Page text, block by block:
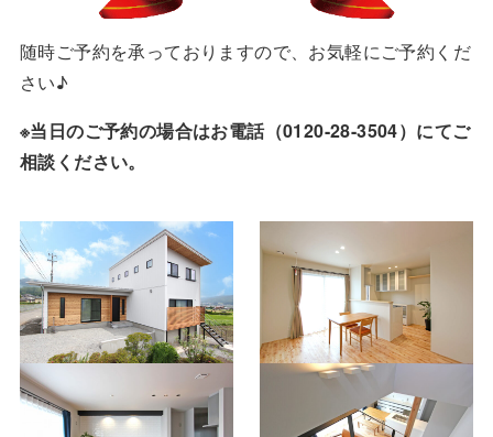
随時ご予約を承っておりますので、お気軽にご予約くだ
さい♪
※当日のご予約の場合はお電話（0120-28-3504）にてご
相談ください。